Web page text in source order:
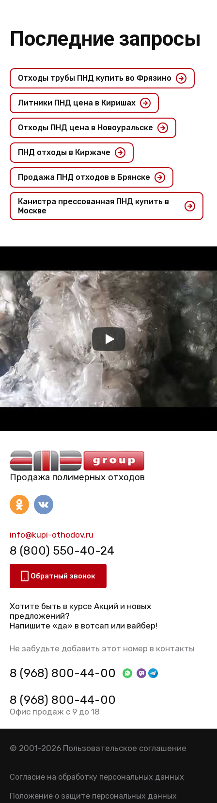
Последние запросы
Отходы трубы ПНД купить во Фрязино
Литники ПНД цена в Киришах
Отходы ПНД цена в Новоуральске
ПНД отходы в Киржаче
Продажа ПНД отходов в Брянске
Канистра прессованная ПНД купить в
Москве
Продажа полимерных отходов
info@kupi-othodov.ru
8 (800) 550-40-24
Обратный звонок
Хотите быть в курсе Акций и новых
предложений?
Напишите «да» в вотсап или вайбер!
Не забудьте добавить этот номер в контакты
8 (968) 800-44-00
8 (968) 800-44-00
Офис продаж с 9 до 18
© 2001-2026 Пользовательское соглашение
Согласие на обработку персональных данных
Положение о защите персональных данных